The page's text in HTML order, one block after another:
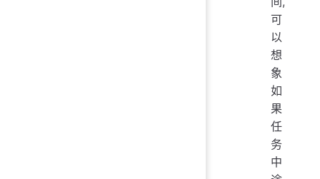
可
以
想
象
如
果
任
务
中